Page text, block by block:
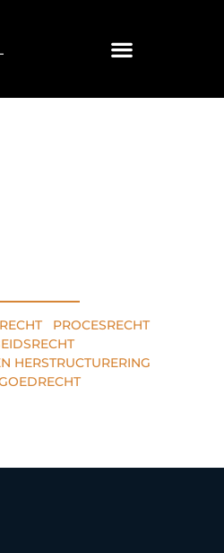
• PROCESRECHT•
HERSTRUCTURERING